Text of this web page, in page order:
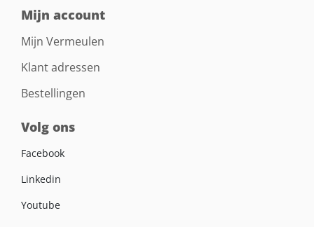
Mijn account
Mijn Vermeulen
Klant adressen
Bestellingen
Volg ons
Facebook
Linkedin
Youtube